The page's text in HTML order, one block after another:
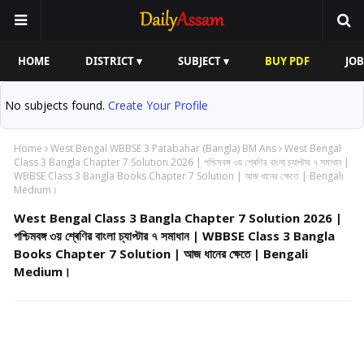
HOME DISTRICT ▾ SUBJECT ▾ BUY PDF
No subjects found. Create Your Profile
Home West Bengal WBBSE 3 Patabahar (Bangla) BM Ans West Bengal
Class 3 Bangla Chapter 7 Solution 2026 | পশ্চিমবঙ্গ ৩য় শ্ৰেণির বাংলা চ্যাপ্টার ৭ সমাধান |
WBBSE Class 3 Bangla Books Chapter 7 Solution | আজ ধানের ক্ষেতে | Bengali
Medium।
West Bengal Class 3 Bangla Chapter 7 Solution 2026 |
পশ্চিমবঙ্গ ৩য় শ্ৰেণির বাংলা চ্যাপ্টার ৭ সমাধান | WBBSE Class 3 Bangla
Books Chapter 7 Solution | আজ ধানের ক্ষেতে | Bengali
Medium।